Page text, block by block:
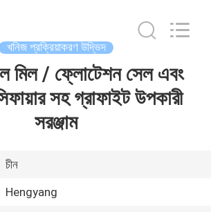
খনিজ প্রক্রিয়াকরণ উদ্ভিদ
মিল / ফ্লোটেশন সেল এবং
সহ গ্রাফাইট উপকারী
সরঞ্জাম
চীন
Hengyang